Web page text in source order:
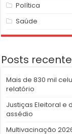
Política
Saúde
Posts
Mais de 830 mil
relatório
Justiças Eleitoral
assédio
Multivacinação